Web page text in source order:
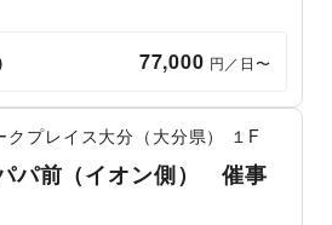
77,000 円／日〜
クプレイス大分（大分県） １F
パ前（イオン側） 催事